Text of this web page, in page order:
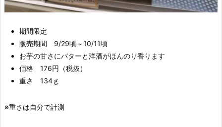
期間限定
販売期間 9/29頃～10/11頃
お芋の甘さにバターと洋酒がほんのり香ります
価格 176円（税抜）
重さ 134ｇ
※重さは自分で計測